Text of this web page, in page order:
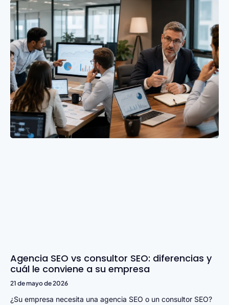
Agencia SEO vs consultor SEO: diferencias y
cuál le conviene a su empresa
21 de mayo de 2026
¿Su empresa necesita una agencia SEO o un consultor SEO?